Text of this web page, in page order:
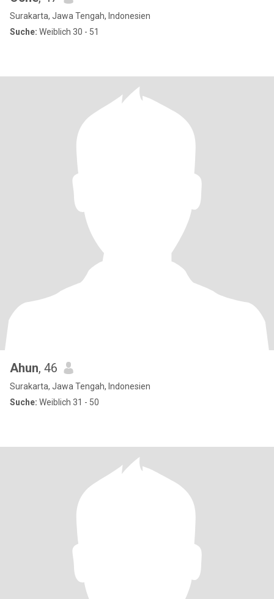
Surakarta, Jawa Tengah, Indonesien
Suche: Weiblich 30 - 51
Ahun, 46
Surakarta, Jawa Tengah, Indonesien
Suche: Weiblich 31 - 50